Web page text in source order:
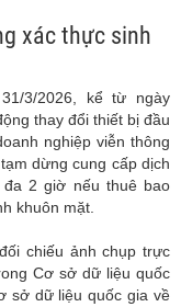
xác thực sinh
3/2026, kể từ ngày
thay đổi thiết bị đầu
nghiệp viễn thông
dừng cung cấp dịch
2 giờ nếu thuê bao
khuôn mặt.
chiếu ảnh chụp trực
Cơ sở dữ liệu quốc
sở dữ liệu quốc gia về